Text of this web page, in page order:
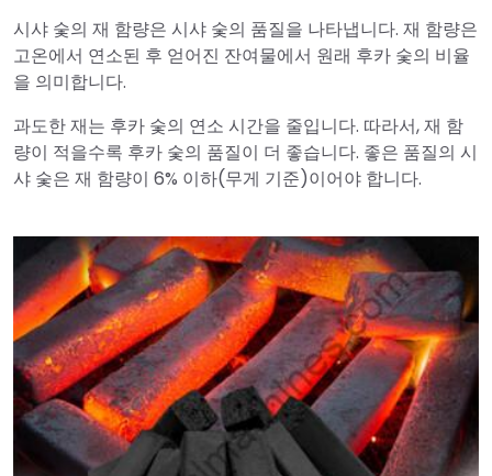
시샤 숯의 재 함량은 시샤 숯의 품질을 나타냅니다. 재 함량은
고온에서 연소된 후 얻어진 잔여물에서 원래 후카 숯의 비율
을 의미합니다.
과도한 재는 후카 숯의 연소 시간을 줄입니다. 따라서, 재 함
량이 적을수록 후카 숯의 품질이 더 좋습니다. 좋은 품질의 시
샤 숯은 재 함량이 6% 이하(무게 기준)이어야 합니다.